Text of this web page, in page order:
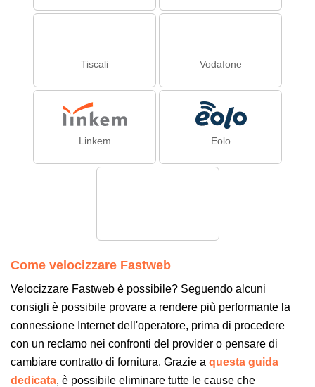
Tiscali Vodafone
Linkem Eolo
Come velocizzare Fastweb
Velocizzare Fastweb è possibile? Seguendo alcuni
consigli è possibile provare a rendere più performante la
connessione Internet dell'operatore, prima di procedere
con un reclamo nei confronti del provider o pensare di
cambiare contratto di fornitura. Grazie a questa guida
dedicata, è possibile eliminare tutte le cause che